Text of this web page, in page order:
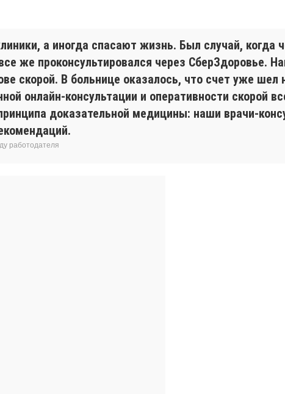
а иногда спасают жизнь. Был случай, когда
же проконсультировался через СберЗдоровье.
скорой. В больнице оказалось, что счет уже шел
онлайн-консультации и оперативности скорой
доказательной медицины: наши врачи-
работодателя